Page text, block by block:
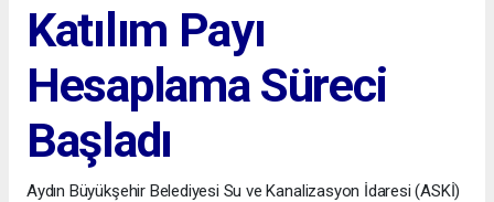
Katılım Payı
Hesaplama Süreci
Başladı
Aydın Büyükşehir Belediyesi Su ve Kanalizasyon İdaresi (ASKİ)